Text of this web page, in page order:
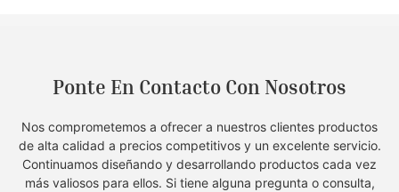
Ponte En Contacto Con Nosotros
Nos comprometemos a ofrecer a nuestros clientes productos
de alta calidad a precios competitivos y un excelente servicio.
Continuamos diseñando y desarrollando productos cada vez
más valiosos para ellos. Si tiene alguna pregunta o consulta,